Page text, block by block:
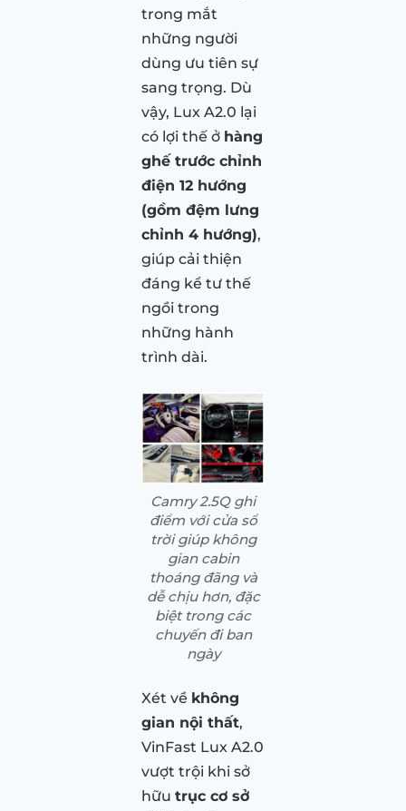
trong mắt
những người
dùng ưu tiên sự
sang trọng. Dù
vậy, Lux A2.0 lại
có lợi thế ở hàng
ghế trước chỉnh
điện 12 hướng
(gồm đệm lưng
chỉnh 4 hướng),
giúp cải thiện
đáng kể tư thế
ngồi trong
những hành
trình dài.
Camry 2.5Q ghi
điểm với cửa sổ
trời giúp không
gian cabin
thoáng đãng và
dễ chịu hơn, đặc
biệt trong các
chuyến đi ban
ngày
Xét về không
gian nội thất,
VinFast Lux A2.0
vượt trội khi sở
hữu trục cơ sở